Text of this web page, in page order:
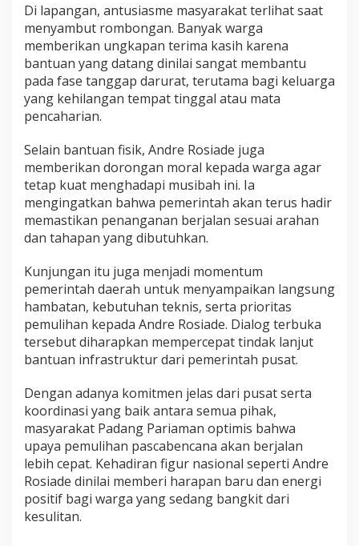
Di lapangan, antusiasme masyarakat terlihat saat
menyambut rombongan. Banyak warga
memberikan ungkapan terima kasih karena
bantuan yang datang dinilai sangat membantu
pada fase tanggap darurat, terutama bagi keluarga
yang kehilangan tempat tinggal atau mata
pencaharian.
Selain bantuan fisik, Andre Rosiade juga
memberikan dorongan moral kepada warga agar
tetap kuat menghadapi musibah ini. Ia
mengingatkan bahwa pemerintah akan terus hadir
memastikan penanganan berjalan sesuai arahan
dan tahapan yang dibutuhkan.
Kunjungan itu juga menjadi momentum
pemerintah daerah untuk menyampaikan langsung
hambatan, kebutuhan teknis, serta prioritas
pemulihan kepada Andre Rosiade. Dialog terbuka
tersebut diharapkan mempercepat tindak lanjut
bantuan infrastruktur dari pemerintah pusat.
Dengan adanya komitmen jelas dari pusat serta
koordinasi yang baik antara semua pihak,
masyarakat Padang Pariaman optimis bahwa
upaya pemulihan pascabencana akan berjalan
lebih cepat. Kehadiran figur nasional seperti Andre
Rosiade dinilai memberi harapan baru dan energi
positif bagi warga yang sedang bangkit dari
kesulitan.